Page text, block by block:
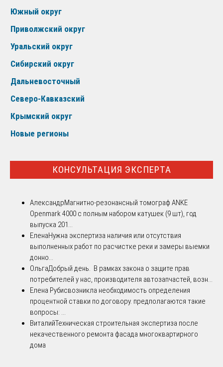
Южный округ
Приволжский округ
Уральский округ
Сибирский округ
Дальневосточный
Северо-Кавказский
Крымский округ
Новые регионы
КОНСУЛЬТАЦИЯ ЭКСПЕРТА
АлександрМагнитно-резонансный томограф ANKE
Openmark 4000 с полным набором катушек (9 шт), год
выпуска 201...
ЕленаНужна экспертиза наличия или отсутствия
выполненных работ по расчистке реки и замеры выемки
донно...
ОльгаДобрый день. В рамках закона о защите прав
потребителей у нас, производителя автозапчастей, возн...
Елена Рубисвозникла необходимость определения
процентной ставки по договору. предполагаются такие
вопросы: ...
ВиталийТехническая строительная экспертиза после
некачественного ремонта фасада многоквартирного
дома